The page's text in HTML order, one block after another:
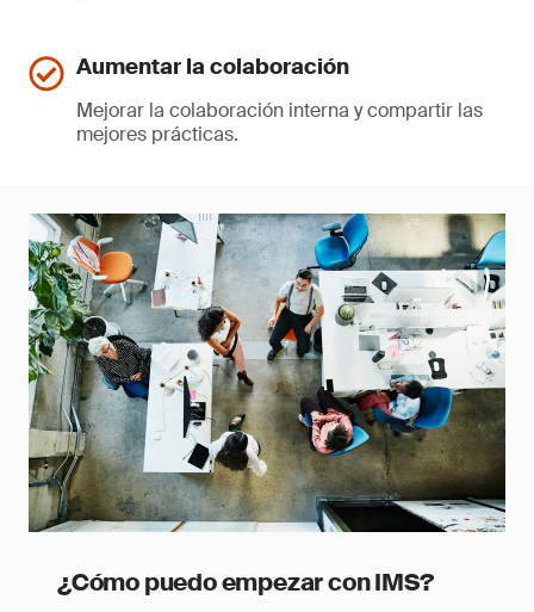
Aumentar la colaboración
Mejorar la colaboración interna y compartir las
mejores prácticas.
¿Cómo puedo empezar con IMS?